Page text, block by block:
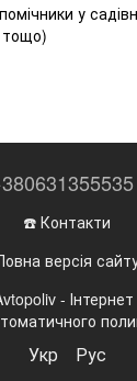
у
тощо)
☎️ Контакти
версія
-
Укр Рус